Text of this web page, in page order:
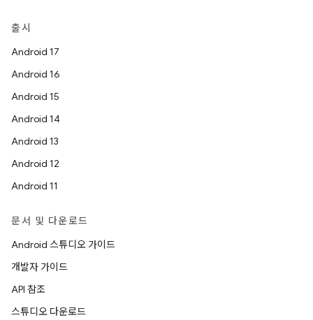
출시
Android 17
Android 16
Android 15
Android 14
Android 13
Android 12
Android 11
문서 및 다운로드
Android 스튜디오 가이드
개발자 가이드
API 참조
스튜디오 다운로드